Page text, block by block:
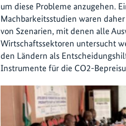
um diese Probleme anzugehen.
Machbarkeitsstudien waren
von Szenarien, mit denen alle
Wirtschaftssektoren untersucht
den Ländern als
Instrumente für die CO2-